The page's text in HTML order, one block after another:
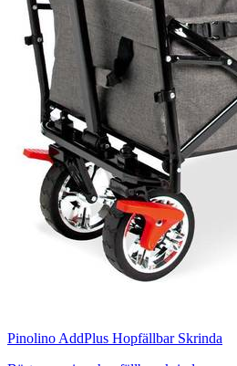
Pinolino AddPlus Hopfällbar Skrinda